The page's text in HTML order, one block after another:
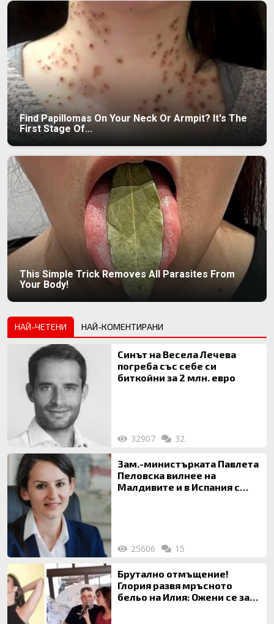
Find Papillomas On Your Neck Or Armpit? It's The
First Stage Of...
This Simple Trick Removes All Parasites From
Your Body!
НАЙ-ЧЕТЕНИ НАЙ-КОМЕНТИРАНИ
Синът на Весела Лечева
погреба със себе си
биткойни за 2 млн. евро
32907 32
Зам.-министърката Павлета
Пеловска вилнее на
Малдивите и в Испания с
25606 15
Брутално отмъщение!
Глория развя мръсното
бельо на Илия: Ожени се за